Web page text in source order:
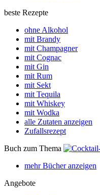
beste Rezepte
ohne Alkohol
mit Brandy
mit Champagner
mit Cognac
mit Gin
mit Rum
mit Sekt
mit Tequila
mit Whiskey
mit Wodka
alle Zutaten anzeigen
Zufallsrezept
Buch zum Thema
mehr Bücher anzeigen
Angebote